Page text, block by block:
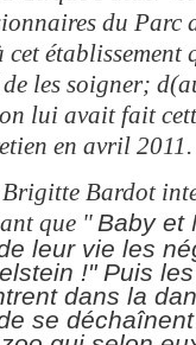
du Parc
cet établissement
les soigner;
lui avait fait
en avril 2011.
Bardot
que "Baby et
leur vie les
!" Puis
dans la
se déchaînent